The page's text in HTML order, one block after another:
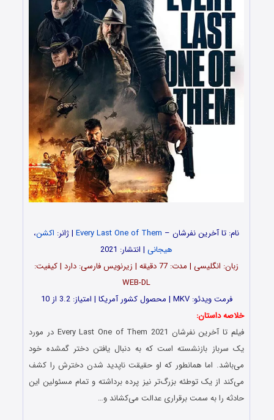
نام: تا آخرین نفرشان – Every Last One of Them | ژانر: اکشن،
هیجانی | انتشار: 2021
زبان: انگلیسی | مدت‌‌: 77 دقیقه | زیرنویس فارسی: دارد | کیفیت:
WEB-DL
فرمت ویدئو: MKV | محصول کشور آمریکا | امتیاز: 3.2 از 10
خلاصه داستان:
فیلم تا آخرین نفرشان Every Last One of Them 2021 در مورد
یک سرباز بازنشسته است که به دنبال یافتن دختر گمشده خود
می‌باشد. اما همانطور که او حقیقت ناپدید شدن دخترش را کشف
می‌کند از یک توطئه بزرگ‌تر نیز پرده برداشته و تمام مسئولین این
حادثه را به سمت برقراری عدالت می‌کشاند و…